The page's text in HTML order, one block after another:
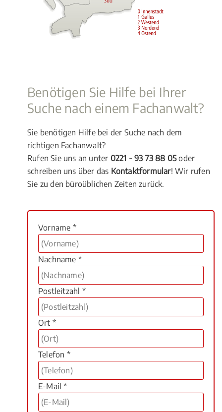
Benötigen Sie Hilfe bei Ihrer
Suche nach einem Fachanwalt?
Sie benötigen Hilfe bei der Suche nach dem
richtigen Fachanwalt?
Rufen Sie uns an unter 0221 - 93 73 88 05oder
schreiben uns über das Kontaktformular! Wir rufen
Sie zu den büroüblichen Zeiten zurück.
Vorname *
Nachname *
Postleitzahl *
Ort *
Telefon *
E-Mail *